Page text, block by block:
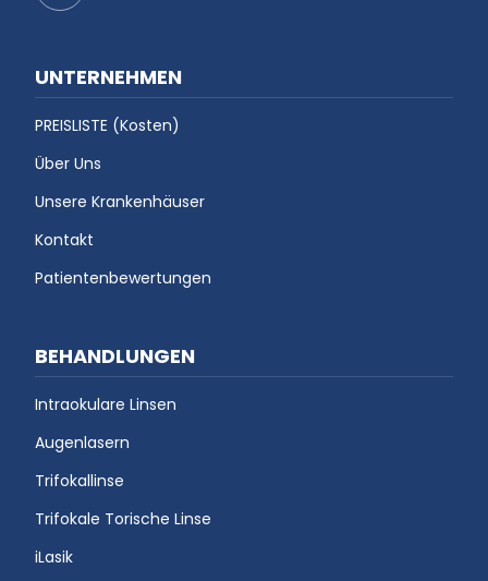
UNTERNEHMEN
PREISLISTE (Kosten)
Über Uns
Unsere Krankenhäuser
Kontakt
Patientenbewertungen
BEHANDLUNGEN
Intraokulare Linsen
Augenlasern
Trifokallinse
Trifokale Torische Linse
iLasik